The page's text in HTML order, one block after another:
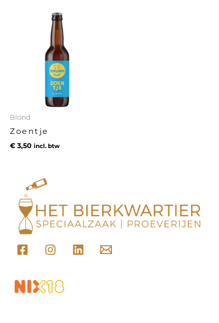
Blond
Zoentje
€ 3,50 incl. btw